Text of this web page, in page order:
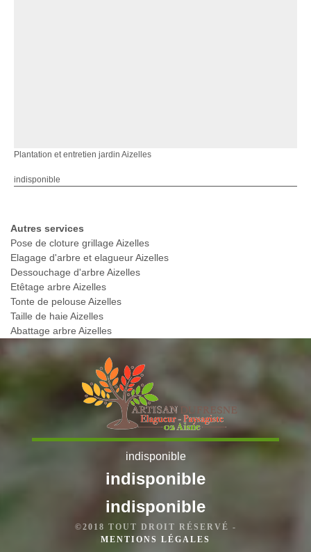
Plantation et entretien jardin Aizelles
indisponible
Autres services
Pose de cloture grillage Aizelles
Elagage d'arbre et elagueur Aizelles
Dessouchage d'arbre Aizelles
Etêtage arbre Aizelles
Tonte de pelouse Aizelles
Taille de haie Aizelles
Abattage arbre Aizelles
indisponible
indisponible
indisponible
©2018 TOUT DROIT RÉSERVÉ -
MENTIONS LÉGALES